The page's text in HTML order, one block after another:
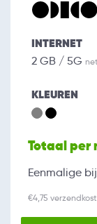
INTERNET
2 GB / 5G
KLEUREN
Totaal per
Eenmalige
€4,75